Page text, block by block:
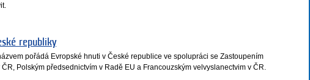
republiky
pořádá Evropské hnuti v České republice ve spolupráci se Zastoupením
Polským předsednictvím v Radě EU a Francouzským velvyslanectvim v ČR.